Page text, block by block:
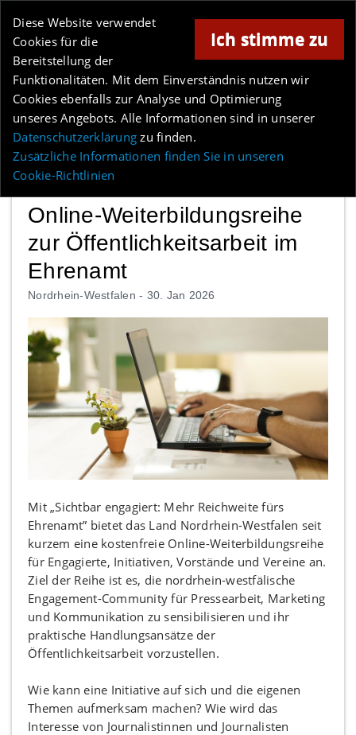
Online-Magazin für Minden und Umgebung
Ich stimme zu
Diese Website verwendet
Cookies für die
Bereitstellung der
Funktionalitäten. Mit dem Einverständnis nutzen wir
Cookies ebenfalls zur Analyse und Optimierung
unseres Angebots. Alle Informationen sind in unserer
Datenschutzerklärung zu finden.
Zusätzliche Informationen finden Sie in unseren
Cookie-Richtlinien
Anzeige
MENÜ
Online-Weiterbildungsreihe
zur Öffentlichkeitsarbeit im
Ehrenamt
Nordrhein-Westfalen - 30. Jan 2026
Mit „Sichtbar engagiert: Mehr Reichweite fürs
Ehrenamt” bietet das Land Nordrhein-Westfalen seit
kurzem eine kostenfreie Online-Weiterbildungsreihe
für Engagierte, Initiativen, Vorstände und Vereine an.
Ziel der Reihe ist es, die nordrhein-westfälische
Engagement-Community für Pressearbeit, Marketing
und Kommunikation zu sensibilisieren und ihr
praktische Handlungsansätze der
Öffentlichkeitsarbeit vorzustellen.
Wie kann eine Initiative auf sich und die eigenen
Themen aufmerksam machen? Wie wird das
Interesse von Journalistinnen und Journalisten